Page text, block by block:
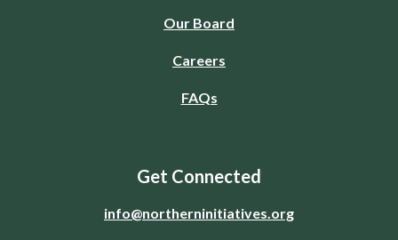
Our Board
Careers
FAQs
Get Connected
info@northerninitiatives.org